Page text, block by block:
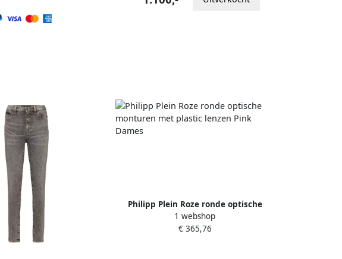
Philipp Plein Roze ronde optische
monturen met plastic lenzen Pink
Dames
1 webshop
€ 365,76